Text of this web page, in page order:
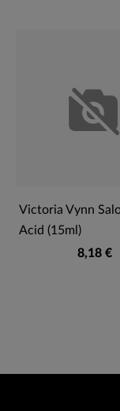
Victoria Vynn
Acid (15ml)
8,18 €